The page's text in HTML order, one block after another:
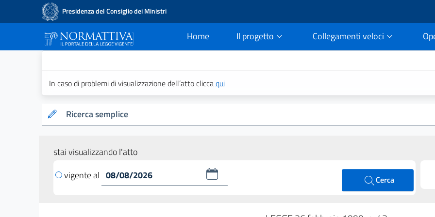
Presidenza del Consiglio dei Ministri
Home
current Il progetto Collegamenti veloci
In caso di problemi di visualizzazione dell’atto cliccaqui
Ricerca semplice
stai visualizzando l'atto
vigente al
Cerca